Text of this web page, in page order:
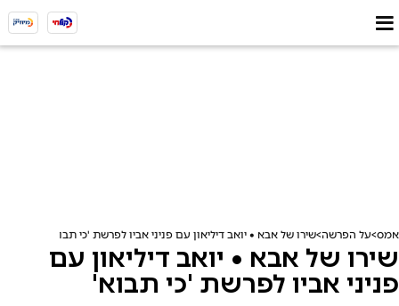
אמס על הפרשה שירו של אבא • יואב דיליאון עם פניני אביו לפרשת 'כי תבוא'
שירו של אבא • יואב דיליאון עם
פניני אביו לפרשת 'כי תבוא'